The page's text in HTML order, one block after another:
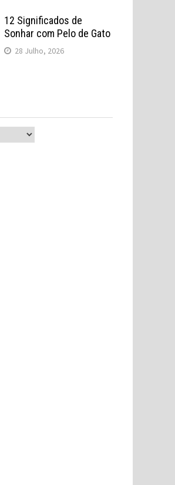
12 Significados de
Sonhar com Pelo de Gato
28 Julho, 2026